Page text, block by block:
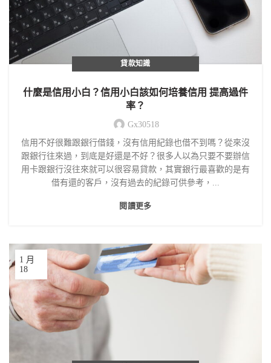
貸款知識
什麼是信用小白？信用小白該如何培養信用 提高過件
率？
Gx30518
信用不好很難跟銀行借錢，沒有信用紀錄也借不到嗎？從來沒
跟銀行往來過，到底是好還是不好？很多人以為只要不要辦信
用卡跟銀行沒往來就可以很容易貸款，其實銀行最喜歡的是有
借有還的客戶，沒有過去的紀錄可供參考，...
閱讀更多
18
1 月